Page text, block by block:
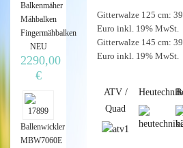
Gitterwalze 125 cm:
Euro inkl. 19% MwSt.
Gitterwalze 145 cm:
Euro inkl. 19% MwSt.
ATV /
Quad
Heutechnik
Balkenmäher
Mähbalken
Fingermähbalken
NEU
2290,00
€
Ballenwickler
MBW7060E